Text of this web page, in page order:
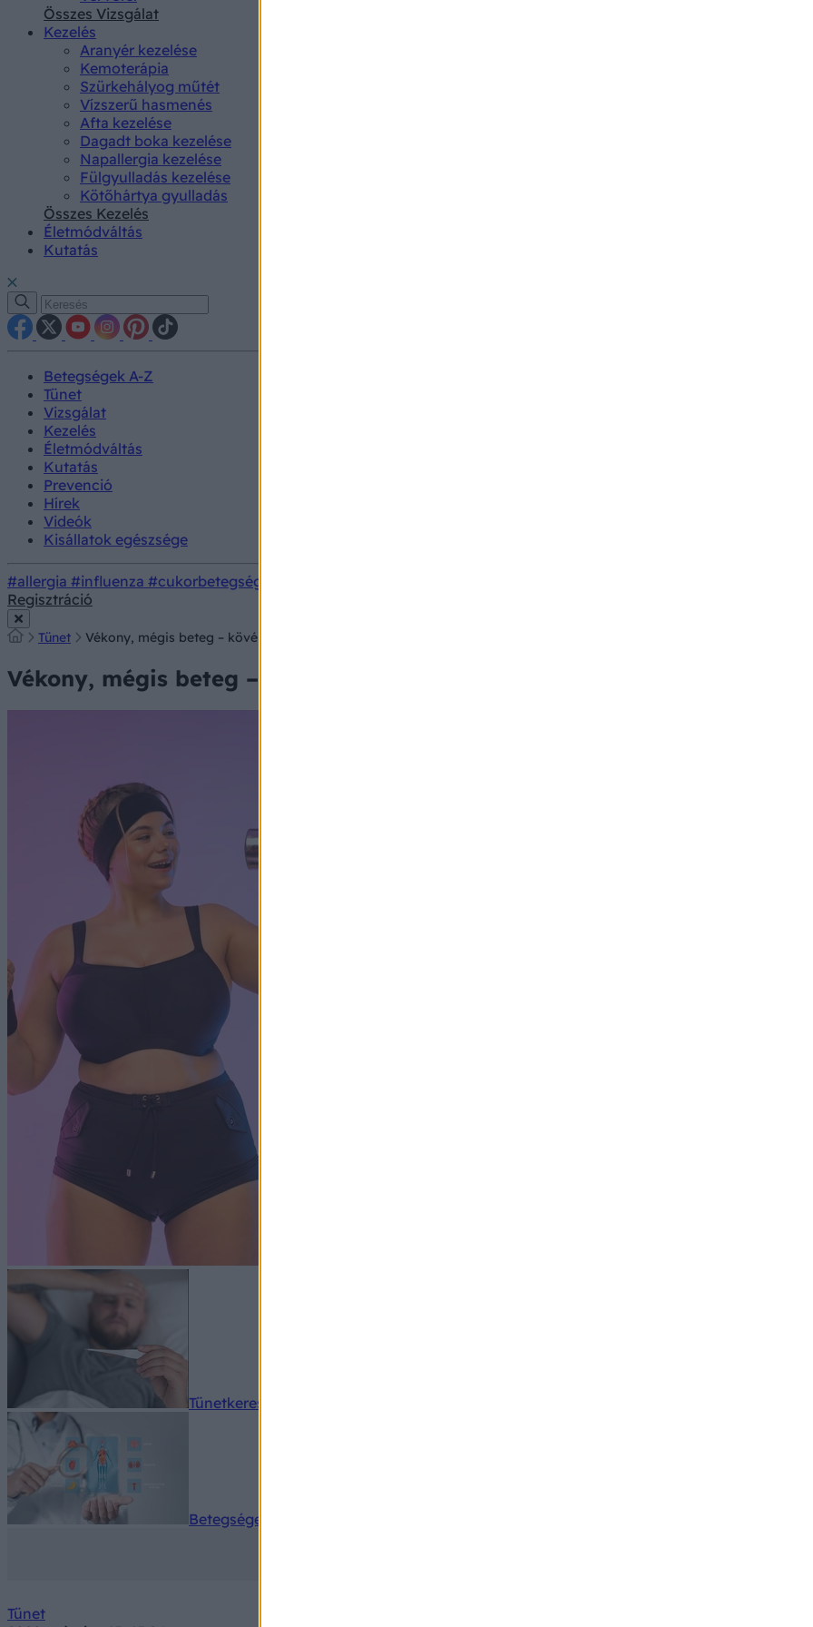
Összes Vizsgálat
Kezelés
Aranyér kezelése
Kemoterápia
Szürkehályog műtét
Vízszerű hasmenés
Afta kezelése
Dagadt boka kezelése
Napallergia kezelése
Fülgyulladás kezelése
Kötőhártya gyulladás
Összes Kezelés
Életmódváltás
Kutatás
Betegségek A-Z
Tünet
Vizsgálat
Kezelés
Életmódváltás
Kutatás
Prevenció
Hírek
Videók
Kisállatok egészsége
#allergia #influenza #cukorbetegség
Regisztráció
Tünet Vékony, mégis beteg – kövér, mégis egészséges? Így magyarázza a tudomány
Vékony, mégis beteg – kövér, mégis egészséges? Így magyarázza a
Tünetkereső
Betegségek A-Z
Tünet